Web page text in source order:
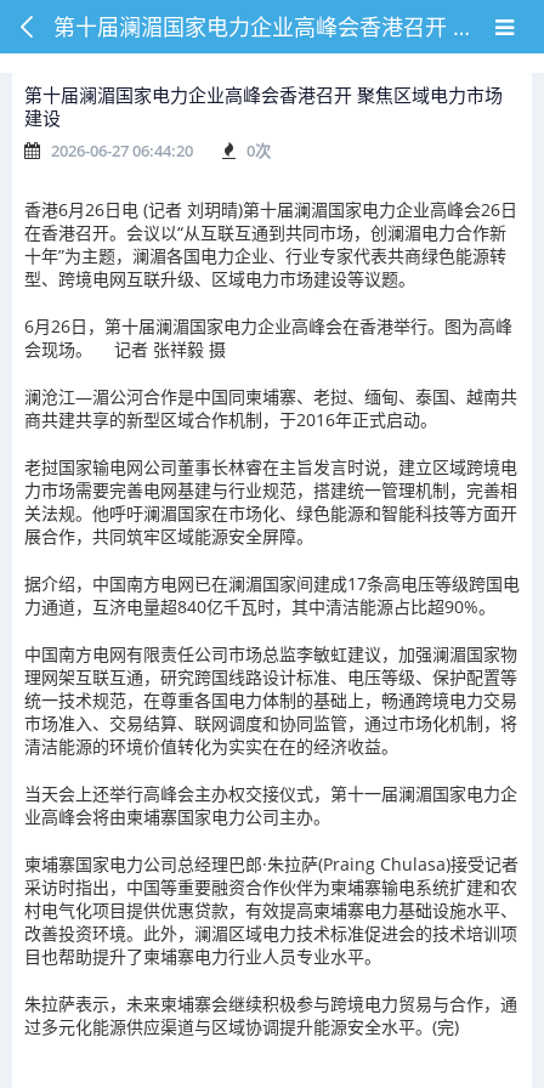
第十届澜湄国家电力企业高峰会香港召开 聚焦区域电力市场建设
第十届澜湄国家电力企业高峰会香港召开 聚焦区域电力市场
建设
2026-06-27 06:44:20 0次
香港6月26日电 (记者 刘玥晴)第十届澜湄国家电力企业高峰会26日
在香港召开。会议以“从互联互通到共同市场，创澜湄电力合作新
十年”为主题，澜湄各国电力企业、行业专家代表共商绿色能源转
型、跨境电网互联升级、区域电力市场建设等议题。
6月26日，第十届澜湄国家电力企业高峰会在香港举行。图为高峰
会现场。 记者 张祥毅 摄
澜沧江—湄公河合作是中国同柬埔寨、老挝、缅甸、泰国、越南共
商共建共享的新型区域合作机制，于2016年正式启动。
老挝国家输电网公司董事长林睿在主旨发言时说，建立区域跨境电
力市场需要完善电网基建与行业规范，搭建统一管理机制，完善相
关法规。他呼吁澜湄国家在市场化、绿色能源和智能科技等方面开
展合作，共同筑牢区域能源安全屏障。
据介绍，中国南方电网已在澜湄国家间建成17条高电压等级跨国电
力通道，互济电量超840亿千瓦时，其中清洁能源占比超90%。
中国南方电网有限责任公司市场总监李敏虹建议，加强澜湄国家物
理网架互联互通，研究跨国线路设计标准、电压等级、保护配置等
统一技术规范，在尊重各国电力体制的基础上，畅通跨境电力交易
市场准入、交易结算、联网调度和协同监管，通过市场化机制，将
清洁能源的环境价值转化为实实在在的经济收益。
当天会上还举行高峰会主办权交接仪式，第十一届澜湄国家电力企
业高峰会将由柬埔寨国家电力公司主办。
柬埔寨国家电力公司总经理巴郎·朱拉萨(Praing Chulasa)接受记者
采访时指出，中国等重要融资合作伙伴为柬埔寨输电系统扩建和农
村电气化项目提供优惠贷款，有效提高柬埔寨电力基础设施水平、
改善投资环境。此外，澜湄区域电力技术标准促进会的技术培训项
目也帮助提升了柬埔寨电力行业人员专业水平。
朱拉萨表示，未来柬埔寨会继续积极参与跨境电力贸易与合作，通
过多元化能源供应渠道与区域协调提升能源安全水平。(完)